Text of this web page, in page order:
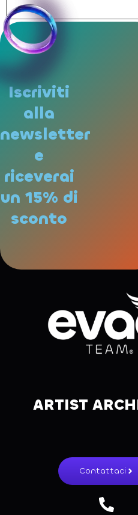
Salva il mio nome, email e
per la prossima volta che
Iscriviti
alla
newsletter
e
riceverai
un 15% di
sconto
ARTIST
Contattaci